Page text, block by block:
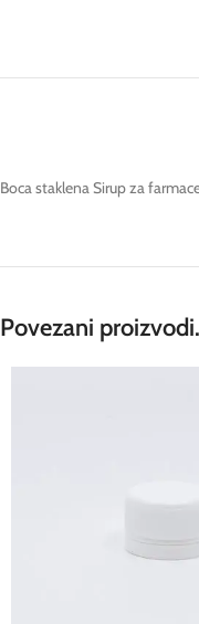
Boca staklena Sirup za
Povezani